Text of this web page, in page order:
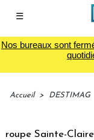
☰
Nos bureaux sont
Accueil > DESTIMAG
Sainte-Claire